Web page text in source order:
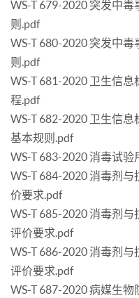
WS-T 679-2020 突发中
则.pdf
WS-T 680-2020 突发中
则.pdf
WS-T 681-2020 卫生信
程.pdf
WS-T 682-2020 卫生信
基本规则.pdf
WS-T 683-2020 消毒试验
WS-T 684-2020 消毒剂
价要求.pdf
WS-T 685-2020 消毒剂
评价要求.pdf
WS-T 686-2020 消毒剂
评价要求.pdf
WS-T 687-2020 病媒生